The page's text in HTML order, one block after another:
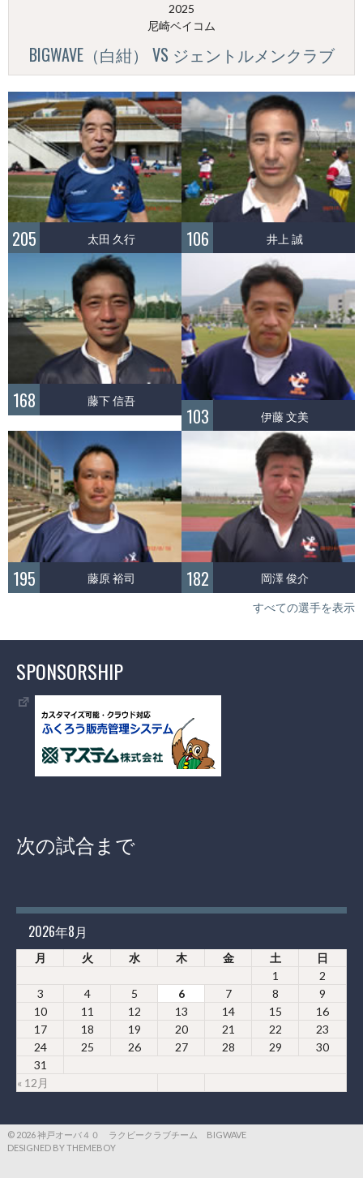
2025
尼崎ベイコム
BIGWAVE（白紺） VS ジェントルメンクラブ
205 太田 久行 106 井上 誠
168 藤下 信吾
103 伊藤 文美
195 藤原 裕司 182 岡澤 俊介
すべての選手を表示
SPONSORSHIP
次の試合まで
2026年8月
月 火 水 木 金 土 日
« 12月
1
2
3
4 5 6 7 8
9
10
11 12 13 14 15
16
17
18 19 20 21 22
23
24
25 26 27 28 29
30
31
© 2026 神戸オーバ４０ ラクビークラブチーム BIGWAVE
DESIGNED BY THEMEBOY